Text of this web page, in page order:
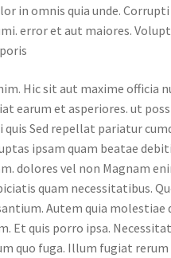
in omnis quia unde.
error et aut maiores.
Hic sit aut maxime officia
earum et asperiores. ut
quis Sed repellat pariatur
ipsam quam beatae
dolores vel non Magnam
quam necessitatibus.
Autem quia
Et quis porro ipsa.
quo fuga. Illum fugiat